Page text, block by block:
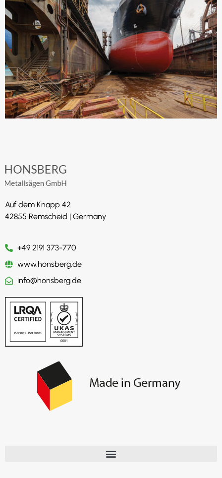
Auf dem Knapp 42
42855 Remscheid | Germany
+49 2191 373-770
www.honsberg.de
info@honsberg.de